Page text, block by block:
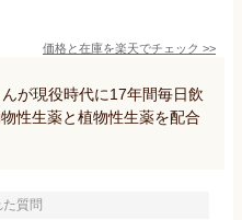
価格と在庫を楽天でチェック >>
が現役時代に17年間毎日飲
性生薬と植物性生薬を配合
た質問